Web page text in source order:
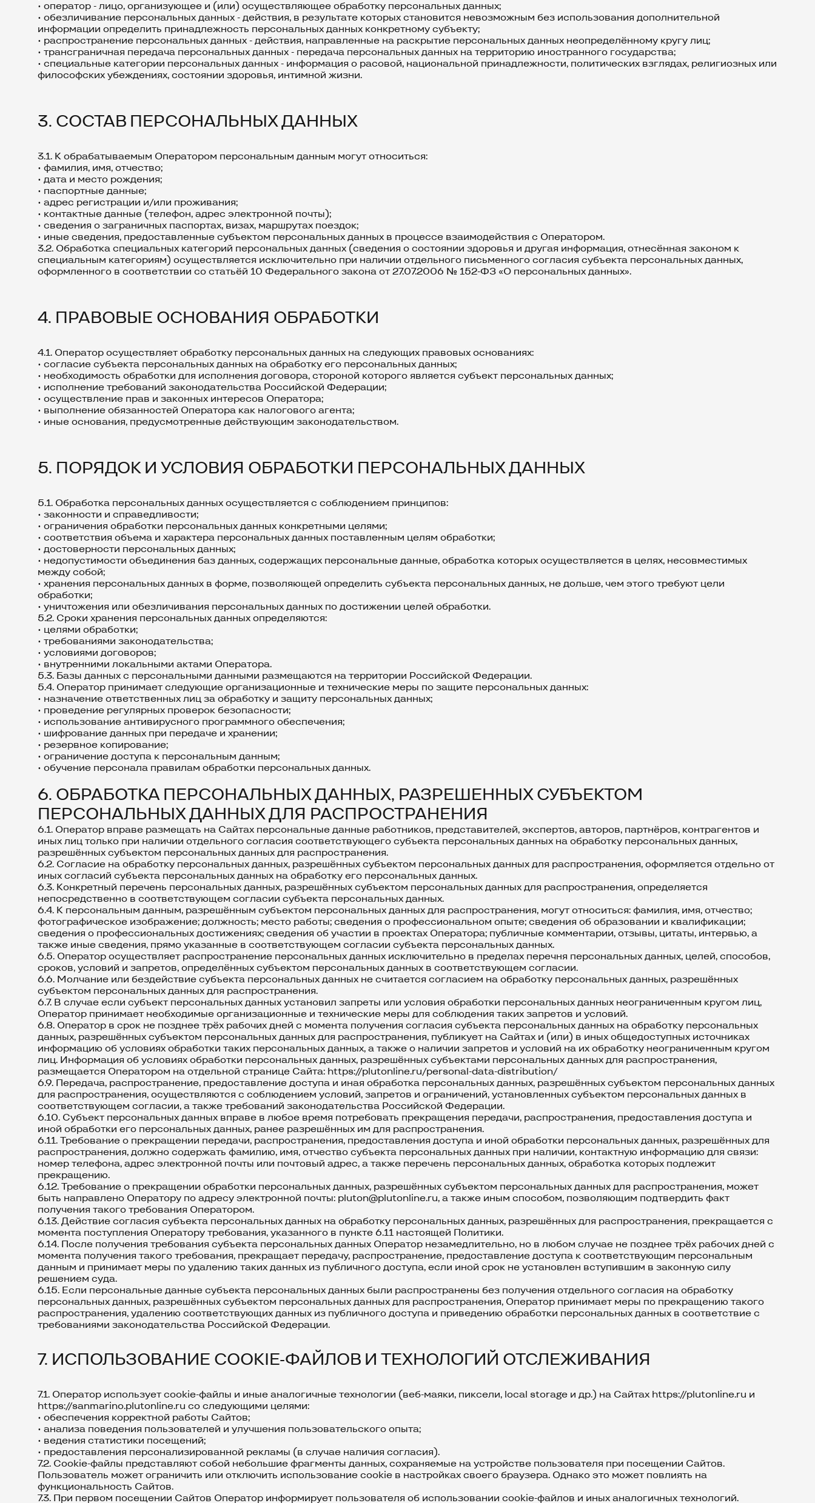
• оператор - лицо, организующее и (или) осуществляющее обработку персональных данных;
• обезличивание персональных данных - действия, в результате которых становится невозможным без использования дополнительной
информации определить принадлежность персональных данных конкретному субъекту;
• распространение персональных данных - действия, направленные на раскрытие персональных данных неопределённому кругу лиц;
• трансграничная передача персональных данных - передача персональных данных на территорию иностранного государства;
• специальные категории персональных данных - информация о расовой, национальной принадлежности, политических взглядах, религиозных или
философских убеждениях, состоянии здоровья, интимной жизни.
3. СОСТАВ ПЕРСОНАЛЬНЫХ ДАННЫХ
3.1. К обрабатываемым Оператором персональным данным могут относиться:
• фамилия, имя, отчество;
• дата и место рождения;
• паспортные данные;
• адрес регистрации и/или проживания;
• контактные данные (телефон, адрес электронной почты);
• сведения о заграничных паспортах, визах, маршрутах поездок;
• иные сведения, предоставленные субъектом персональных данных в процессе взаимодействия с Оператором.
3.2. Обработка специальных категорий персональных данных (сведения о состоянии здоровья и другая информация, отнесённая законом к
специальным категориям) осуществляется исключительно при наличии отдельного письменного согласия субъекта персональных данных,
оформленного в соответствии со статьёй 10 Федерального закона от 27.07.2006 № 152-ФЗ «О персональных данных».
4. ПРАВОВЫЕ ОСНОВАНИЯ ОБРАБОТКИ
4.1. Оператор осуществляет обработку персональных данных на следующих правовых основаниях:
• согласие субъекта персональных данных на обработку его персональных данных;
• необходимость обработки для исполнения договора, стороной которого является субъект персональных данных;
• исполнение требований законодательства Российской Федерации;
• осуществление прав и законных интересов Оператора;
• выполнение обязанностей Оператора как налогового агента;
• иные основания, предусмотренные действующим законодательством.
5. ПОРЯДОК И УСЛОВИЯ ОБРАБОТКИ ПЕРСОНАЛЬНЫХ ДАННЫХ
5.1. Обработка персональных данных осуществляется с соблюдением принципов:
• законности и справедливости;
• ограничения обработки персональных данных конкретными целями;
• соответствия объема и характера персональных данных поставленным целям обработки;
• достоверности персональных данных;
• недопустимости объединения баз данных, содержащих персональные данные, обработка которых осуществляется в целях, несовместимых
между собой;
• хранения персональных данных в форме, позволяющей определить субъекта персональных данных, не дольше, чем этого требуют цели
обработки;
• уничтожения или обезличивания персональных данных по достижении целей обработки.
5.2. Сроки хранения персональных данных определяются:
• целями обработки;
• требованиями законодательства;
• условиями договоров;
• внутренними локальными актами Оператора.
5.3. Базы данных с персональными данными размещаются на территории Российской Федерации.
5.4. Оператор принимает следующие организационные и технические меры по защите персональных данных:
• назначение ответственных лиц за обработку и защиту персональных данных;
• проведение регулярных проверок безопасности;
• использование антивирусного программного обеспечения;
• шифрование данных при передаче и хранении;
• резервное копирование;
• ограничение доступа к персональным данным;
• обучение персонала правилам обработки персональных данных.
6. ОБРАБОТКА ПЕРСОНАЛЬНЫХ ДАННЫХ, РАЗРЕШЕННЫХ СУБЪЕКТОМ
ПЕРСОНАЛЬНЫХ ДАННЫХ ДЛЯ РАСПРОСТРАНЕНИЯ
6.1. Оператор вправе размещать на Сайтах персональные данные работников, представителей, экспертов, авторов, партнёров, контрагентов и
иных лиц только при наличии отдельного согласия соответствующего субъекта персональных данных на обработку персональных данных,
разрешённых субъектом персональных данных для распространения.
6.2. Согласие на обработку персональных данных, разрешённых субъектом персональных данных для распространения, оформляется отдельно от
иных согласий субъекта персональных данных на обработку его персональных данных.
6.3. Конкретный перечень персональных данных, разрешённых субъектом персональных данных для распространения, определяется
непосредственно в соответствующем согласии субъекта персональных данных.
6.4. К персональным данным, разрешённым субъектом персональных данных для распространения, могут относиться: фамилия, имя, отчество;
фотографическое изображение; должность; место работы; сведения о профессиональном опыте; сведения об образовании и квалификации;
сведения о профессиональных достижениях; сведения об участии в проектах Оператора; публичные комментарии, отзывы, цитаты, интервью, а
также иные сведения, прямо указанные в соответствующем согласии субъекта персональных данных.
6.5. Оператор осуществляет распространение персональных данных исключительно в пределах перечня персональных данных, целей, способов,
сроков, условий и запретов, определённых субъектом персональных данных в соответствующем согласии.
6.6. Молчание или бездействие субъекта персональных данных не считается согласием на обработку персональных данных, разрешённых
субъектом персональных данных для распространения.
6.7. В случае если субъект персональных данных установил запреты или условия обработки персональных данных неограниченным кругом лиц,
Оператор принимает необходимые организационные и технические меры для соблюдения таких запретов и условий.
6.8. Оператор в срок не позднее трёх рабочих дней с момента получения согласия субъекта персональных данных на обработку персональных
данных, разрешённых субъектом персональных данных для распространения, публикует на Сайтах и (или) в иных общедоступных источниках
информацию об условиях обработки таких персональных данных, а также о наличии запретов и условий на их обработку неограниченным кругом
лиц. Информация об условиях обработки персональных данных, разрешённых субъектами персональных данных для распространения,
размещается Оператором на отдельной странице Сайта: https://plutonline.ru/personal-data-distribution/
6.9. Передача, распространение, предоставление доступа и иная обработка персональных данных, разрешённых субъектом персональных данных
для распространения, осуществляются с соблюдением условий, запретов и ограничений, установленных субъектом персональных данных в
соответствующем согласии, а также требований законодательства Российской Федерации.
6.10. Субъект персональных данных вправе в любое время потребовать прекращения передачи, распространения, предоставления доступа и
иной обработки его персональных данных, ранее разрешённых им для распространения.
6.11. Требование о прекращении передачи, распространения, предоставления доступа и иной обработки персональных данных, разрешённых для
распространения, должно содержать фамилию, имя, отчество субъекта персональных данных при наличии, контактную информацию для связи:
номер телефона, адрес электронной почты или почтовый адрес, а также перечень персональных данных, обработка которых подлежит
прекращению.
6.12. Требование о прекращении обработки персональных данных, разрешённых субъектом персональных данных для распространения, может
быть направлено Оператору по адресу электронной почты: pluton@plutonline.ru, а также иным способом, позволяющим подтвердить факт
получения такого требования Оператором.
6.13. Действие согласия субъекта персональных данных на обработку персональных данных, разрешённых для распространения, прекращается с
момента поступления Оператору требования, указанного в пункте 6.11 настоящей Политики.
6.14. После получения требования субъекта персональных данных Оператор незамедлительно, но в любом случае не позднее трёх рабочих дней с
момента получения такого требования, прекращает передачу, распространение, предоставление доступа к соответствующим персональным
данным и принимает меры по удалению таких данных из публичного доступа, если иной срок не установлен вступившим в законную силу
решением суда.
6.15. Если персональные данные субъекта персональных данных были распространены без получения отдельного согласия на обработку
персональных данных, разрешённых субъектом персональных данных для распространения, Оператор принимает меры по прекращению такого
распространения, удалению соответствующих данных из публичного доступа и приведению обработки персональных данных в соответствие с
требованиями законодательства Российской Федерации.
7. ИСПОЛЬЗОВАНИЕ COOKIE-ФАЙЛОВ И ТЕХНОЛОГИЙ ОТСЛЕЖИВАНИЯ
7.1. Оператор использует cookie-файлы и иные аналогичные технологии (веб-маяки, пиксели, local storage и др.) на Сайтах https://plutonline.ru и
https://sanmarino.plutonline.ru со следующими целями:
• обеспечения корректной работы Сайтов;
• анализа поведения пользователей и улучшения пользовательского опыта;
• ведения статистики посещений;
• предоставления персонализированной рекламы (в случае наличия согласия).
7.2. Cookie-файлы представляют собой небольшие фрагменты данных, сохраняемые на устройстве пользователя при посещении Сайтов.
Пользователь может ограничить или отключить использование cookie в настройках своего браузера. Однако это может повлиять на
функциональность Сайтов.
7.3. При первом посещении Сайтов Оператор информирует пользователя об использовании cookie-файлов и иных аналогичных технологий.